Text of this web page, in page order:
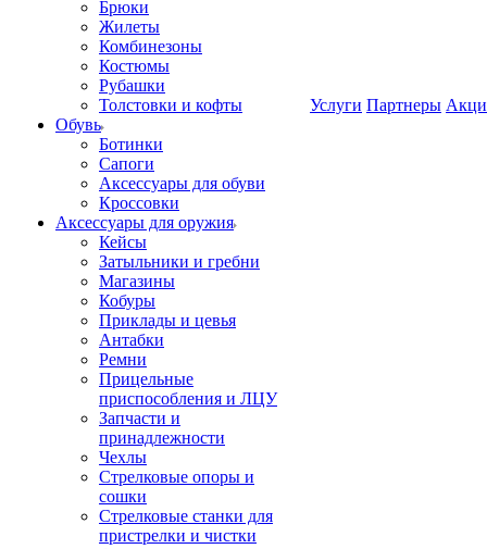
Брюки
Жилеты
Комбинезоны
Костюмы
Рубашки
Толстовки и кофты
Обувь
Ботинки
Сапоги
Аксессуары для обуви
Кроссовки
Аксессуары для оружия
Кейсы
Затыльники и гребни
Магазины
Кобуры
Приклады и цевья
Антабки
Ремни
Прицельные
приспособления и ЛЦУ
Запчасти и
принадлежности
Чехлы
Стрелковые опоры и
сошки
Стрелковые станки для
пристрелки и чистки
Услуги Партнеры